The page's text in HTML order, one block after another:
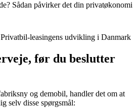
Sådan påvirker det din privatøkonomi
leasingens udvikling i Danmark
før du beslutter
og demobil, handler det om at
selv disse spørgsmål: